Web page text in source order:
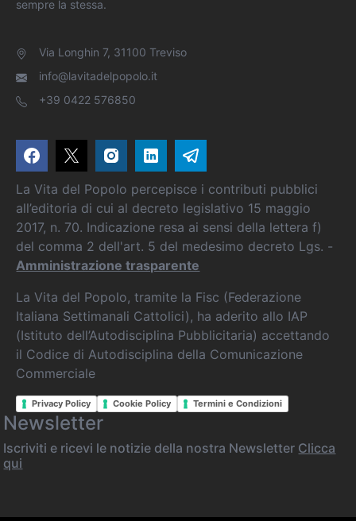
sempre la stessa.
Via Longhin 7, 31100 Treviso
info@lavitadelpopolo.it
+39 0422 576850
La Vita del Popolo percepisce i contributi pubblici
all’editoria di cui al decreto legislativo 15 maggio
2017, n. 70. Indicazione resa ai sensi della lettera f)
del comma 2 dell'art. 5 del medesimo decreto Lgs. -
Amministrazione trasparente
La Vita del Popolo, tramite la Fisc (Federazione
Italiana Settimanali Cattolici), ha aderito allo IAP
(Istituto dell’Autodisciplina Pubblicitaria) accettando
il Codice di Autodisciplina della Comunicazione
Commerciale
Privacy Policy Cookie Policy Termini e Condizioni
Newsletter
Iscriviti e ricevi le notizie della nostra Newsletter Clicca
qui